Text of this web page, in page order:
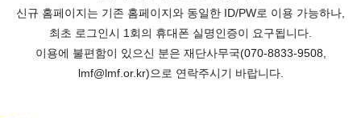
신규 홈페이지는 기존 홈페이지와 동일한 ID/PW로 이용 가능하나,
최초 로그인시 1회의 휴대폰 실명인증이 요구됩니다.
이용에 불편함이 있으신 분은 재단사무국(070-8833-9508,
lmf@lmf.or.kr)으로 연락주시기 바랍니다.